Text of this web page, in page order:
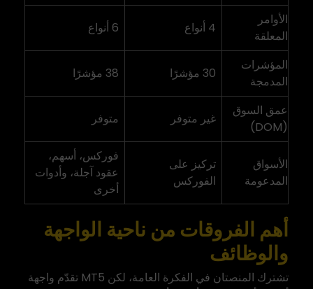
الأوامر
المعلقة
4 أنواع 6 أنواع
المؤشرات
المدمجة
30 مؤشرًا 38 مؤشرًا
عمق السوق
(DOM)
غير متوفر متوفر
الأسواق
المدعومة
تركيز على
الفوركس
فوركس، أسهم،
عقود آجلة، وأدوات
أخرى
أهم الفروقات من ناحية الواجهة
والوظائف
تشترك المنصتان في الفكرة العامة، لكن MT5 تقدّم واجهة